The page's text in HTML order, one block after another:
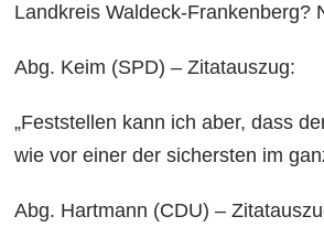
Landkreis Waldeck-Frankenberg?
Abg. Keim (SPD) – Zitatauszug:
„Feststellen kann ich aber, dass
wie vor einer der sichersten im
Abg. Hartmann (CDU) –